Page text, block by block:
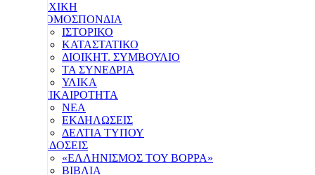
ΑΡΧΙΚΗ
Η ΟΜΟΣΠΟΝΔΙΑ
ΙΣΤΟΡΙΚΟ
ΚΑΤΑΣΤΑΤΙΚΟ
ΔΙΟΙΚΗΤ. ΣΥΜΒΟΥΛΙΟ
ΤΑ ΣΥΝΕΔΡΙΑ
ΥΛΙΚΑ
ΕΠΙΚΑΙΡΟΤΗΤΑ
ΝΕΑ
ΕΚΔΗΛΩΣΕΙΣ
ΔΕΛΤΙΑ ΤΥΠΟΥ
ΕΚΔΟΣΕΙΣ
«ΕΛΛΗΝΙΣΜΟΣ ΤΟΥ ΒΟΡΡΑ»
ΒΙΒΛΙΑ